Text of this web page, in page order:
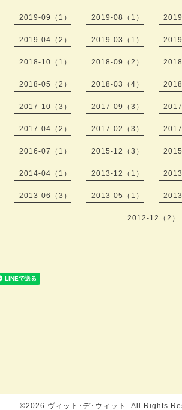
2019-09（1） 2019-08（1）
2019-04（2） 2019-03（1）
2018-10（1） 2018-09（2）
2018-05（2） 2018-03（4）
2017-10（3） 2017-09（3）
2017-04（2） 2017-02（3）
2016-07（1） 2015-12（3）
2014-04（1） 2013-12（1）
2013-06（3） 2013-05（1）
2012-12（2）
©2026 ヴィット･デ･ウィット . All Rights